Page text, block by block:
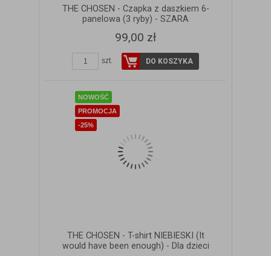
THE CHOSEN - Czapka z daszkiem 6-
panelowa (3 ryby) - SZARA
99,00 zł
szt. DO KOSZYKA
NOWOŚĆ
PROMOCJA
-25%
THE CHOSEN - T-shirt NIEBIESKI (It
would have been enough) - Dla dzieci